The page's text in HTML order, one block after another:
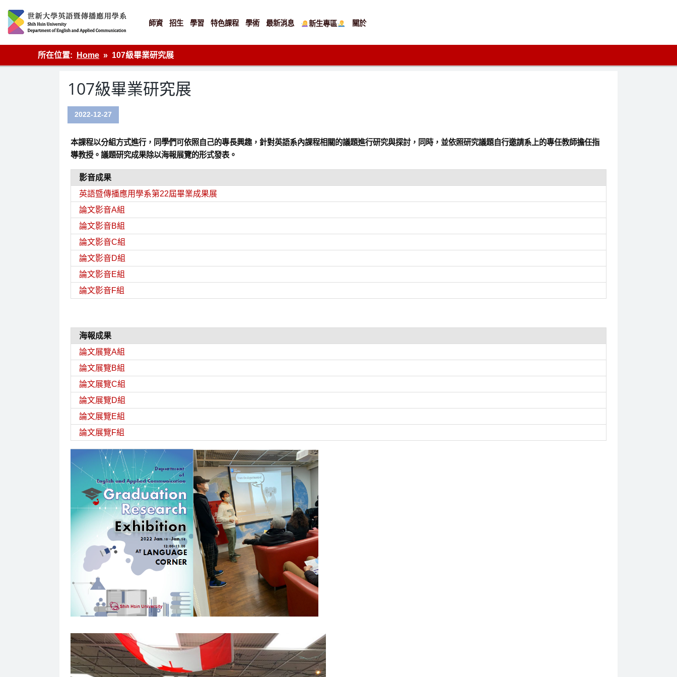
content
英語傳播
師資 招生 學習 特色課程 學術 最新消息 新生專區 關於
所在位置: Home 107級畢業研究展
107級畢業研究展
2022-12-27
本課程以分組方式進行，同學們可依照自己的專長興趣，針對英語系內課程相關的議題進行研究與探討，同時，並依照研究議題自行邀請系上的專任教師擔任指
導教授。議題研究成果除以海報展覽的形式發表。
影音成果
英語暨傳播應用學系第22屆畢業成果展
論文影音A組
論文影音B組
論文影音C組
論文影音D組
論文影音E組
論文影音F組
海報成果
論文展覽A組
論文展覽B組
論文展覽C組
論文展覽D組
論文展覽E組
論文展覽F組